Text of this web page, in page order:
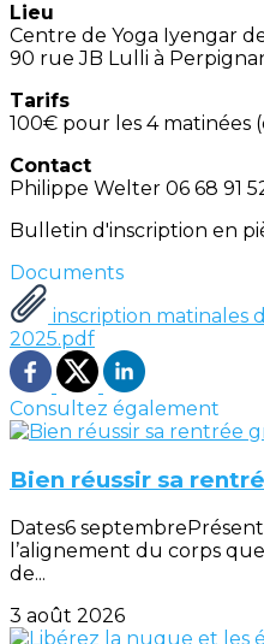
Lieu
Centre de Yoga Iyengar
90 rue JB Lulli à
Tarifs
100€ pour les 4 matinées
Contact
Philippe Welter 06 68 91
Bulletin d'inscription en
Documents
inscription matinales
2025.pdf
Consultez également
Bien réussir sa
Dates6
l’alignement du corps
de...
3 août 2026